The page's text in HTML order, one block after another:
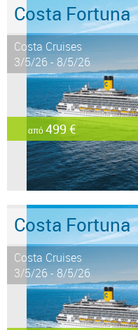
Costa Fortuna
Costa Cruises
3/5/26 - 8/5/26
από499 €
Costa Fortuna
Costa Cruises
3/5/26 - 8/5/26